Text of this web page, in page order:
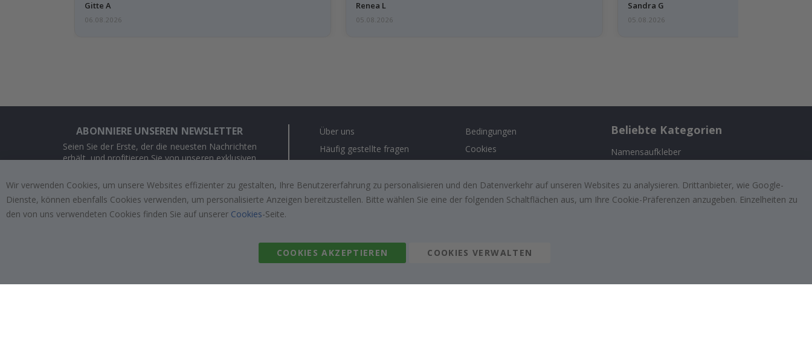
Gitte A
06.08.2026
beschädigt…
Renea L
05.08.2026
außerdem…
Sandra G
05.08.2026
ABONNIERE UNSEREN NEWSLETTER
Seien Sie der Erste, der die neuesten Nachrichten
erhält, und profitieren Sie von unseren exklusiven
ABONNIEREN
Über uns
Häufig gestellte fragen
Kontakt
Arbeiten sie mit uns zusammen!
Bedingungen
Cookies
#yesnamly
Recht zu stornieren
Beliebte Kategorien
Namensaufkleber
Fliesenaufkleber
Poster
Wir verwenden Cookies, um unsere Websites effizienter zu gestalten, Ihre Benutzererfahrung zu personalisieren und den Datenverkehr auf unseren Websites zu analysieren. Drittanbieter, wie Google-
Dienste, können ebenfalls Cookies verwenden, um personalisierte Anzeigen bereitzustellen. Bitte wählen Sie eine der folgenden Schaltflächen aus, um Ihre Cookie-Präferenzen anzugeben. Einzelheiten zu
den von uns verwendeten Cookies finden Sie auf unserer Cookies-Seite.
COOKIES AKZEPTIEREN COOKIES VERWALTEN